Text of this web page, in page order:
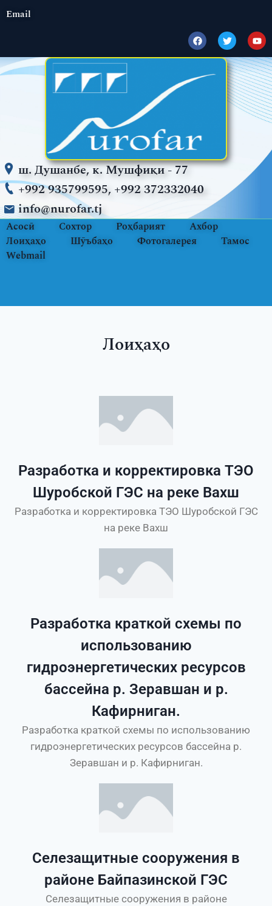
Email
ш. Душанбе, к. Мушфиқи - 77
+992 935799595, +992 372332040
info@nurofar.tj
Асосӣ Сохтор Роҳбарият
Ахбор
Лоиҳаҳо
Шӯъбаҳо Фотогалерея
Тамос
Webmail
Лоиҳаҳо
Разработка и корректировка ТЭО
Шуробской ГЭС на реке Вахш
Разработка и корректировка ТЭО Шуробской ГЭС
на реке Вахш
Разработка краткой схемы по
использованию
гидроэнергетических ресурсов
бассейна р. Зеравшан и р.
Кафирниган.
Разработка краткой схемы по использованию
гидроэнергетических ресурсов бассейна р.
Зеравшан и р. Кафирниган.
Селезащитные сооружения в
районе Байпазинской ГЭС
Селезащитные сооружения в районе